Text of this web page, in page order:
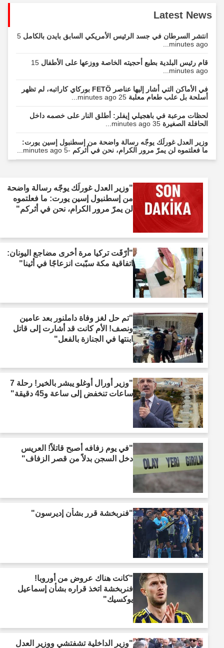
Latest News
انتشر السرطان في جسد الرئيس الأمريكي السابق بايدن بالكامل5
minutes ago...
قام رئيس البلدية بطبع أحجيته الخاصة ووزعها على الأطفال15
minutes ago...
في الأماكن التي أشار إليها عناصر FETÖ بوركاي كاراتبه، لم تظهر
أسلحة بل علب طعام معلبة25 minutes ago...
لحظات مرعبة في باهجيلي إيفلر: أطلق النار على خصمه داخل
الحافلة الصغيرة35 minutes ago...
وزير العدل غورلَك يوجّه رسالة واضحة من إسطنبول إسين يورت:
ما فعلتموه لن يمرّ مرور الكرام، نحن في أثركم-5 minutes ago...
"وزير العدل غورلَك يوجّه رسالة واضحة
من إسطنبول إسين يورت: ما فعلتموه
لن يمرّ مرور الكرام، نحن في أثركم"
"أرّقَت تركيا مرة أخرى مضاجع اليونان:
اتفاقية مكة سبّبت انزعاجًا في أثينا"
"تم حل لغز وفاة داملنور بعد عامين
ونصف! الأم كانت قد أشارت إلى قاتل
ابنتها في الجنازة بالفعل"
"وزير أورال أوغلو يبشر بالخير! رحلة 7
ساعات تنخفض إلى ساعة و45 دقيقة"
"في يوم زفافه أصبح قاتلاً! العريس
دخل السجن بدلاً من قصر الزفاف"
"فنربخشة قرر بشأن إديرسون"
"كانت هناك عروض من أوروبا!
فنربخشة اتخذ قراره بشأن إسماعيل
يوكسيك"
"وزير الداخلية تشفتشي ووزير العدل